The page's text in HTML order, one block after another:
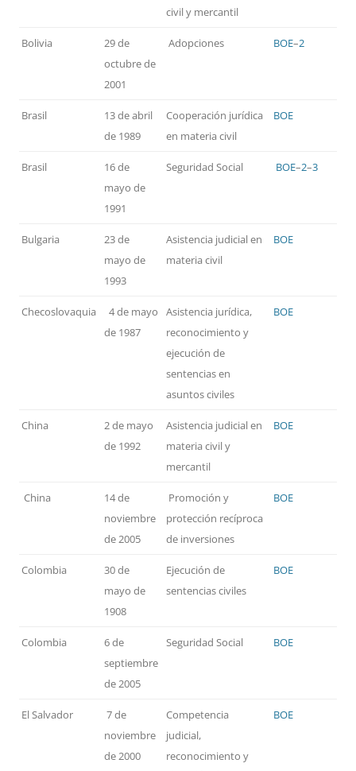
civil y mercantil
Bolivia
29 de
octubre de
2001
Adopciones BOE–2
Brasil
13 de abril
de 1989
Cooperación jurídica
en materia civil
BOE
Brasil
16 de
mayo de
1991
Seguridad Social BOE–2–3
Bulgaria
23 de
mayo de
1993
Asistencia judicial en
materia civil
BOE
Checoslovaquia
4 de mayo
de 1987
Asistencia jurídica,
reconocimiento y
ejecución de
sentencias en
asuntos civiles
BOE
China
2 de mayo
de 1992
Asistencia judicial en
materia civil y
mercantil
BOE
China
14 de
noviembre
de 2005
Promoción y
protección recíproca
de inversiones
BOE
Colombia
30 de
mayo de
1908
Ejecución de
sentencias civiles
BOE
Colombia
6 de
septiembre
de 2005
Seguridad Social BOE
El Salvador
7 de
noviembre
de 2000
Competencia
judicial,
reconocimiento y
BOE